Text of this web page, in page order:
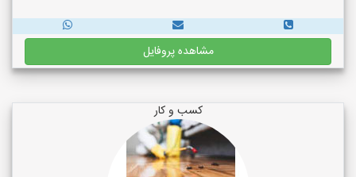
مشاهده پروفایل
کسب و کار